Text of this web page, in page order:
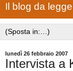
Il blog da
lunedì 26 febbraio 2007
Intervista a